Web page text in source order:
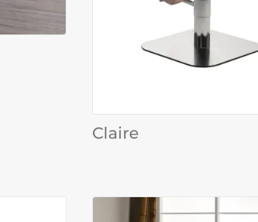
Claire